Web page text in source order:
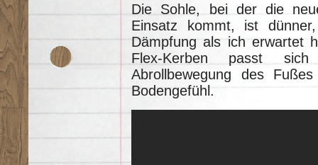
Die Sohle, bei der die
Einsatz kommt, ist
Dämpfung als ich erwartet
Flex-Kerben passt
Abrollbewegung des
Bodengefühl.